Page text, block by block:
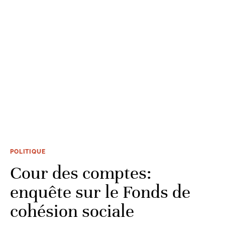
POLITIQUE
Cour des comptes:
enquête sur le Fonds de
cohésion sociale